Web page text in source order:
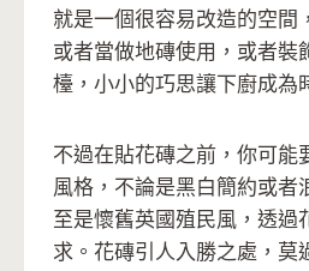
就是一個很容易改造的空間
或者當做地磚使用，或者裝
檯，小小的巧思讓下廚成為
不過在貼花磚之前，你可能
風格，不論是黑白簡約或者
至是懷舊英國殖民風，透過
求。花磚引人入勝之處，莫